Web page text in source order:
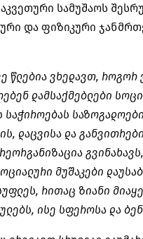
სამუშაოს
და ფიზიკური
წლებია ვხედავთ, როგორ
დამსაქმებლები
საჭიროებას
დაცვისა და
მუშაკები
ლეს, რითაც ზიანი
ისე სფეროსა და